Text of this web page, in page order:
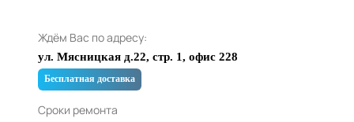
Ждём Вас по адресу:
ул. Мясницкая д.22, стр. 1, офис 228
Бесплатная доставка
Сроки ремонта